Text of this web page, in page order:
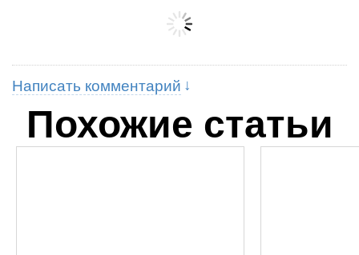
Написать комментарий
Похожие статьи